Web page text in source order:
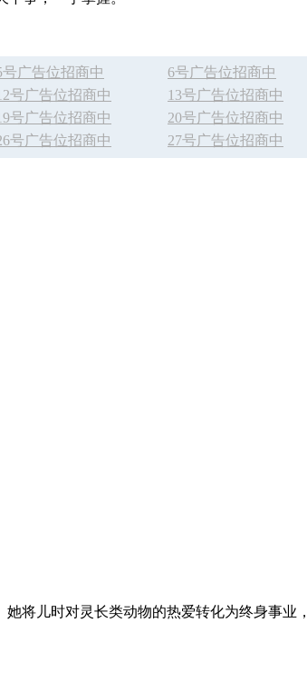
号广告位招商中 6号广告位招商中
号广告位招商中 13号广告位招商中
号广告位招商中 20号广告位招商中
号广告位招商中 27号广告位招商中
将儿时对灵长类动物的热爱转化为终身事业